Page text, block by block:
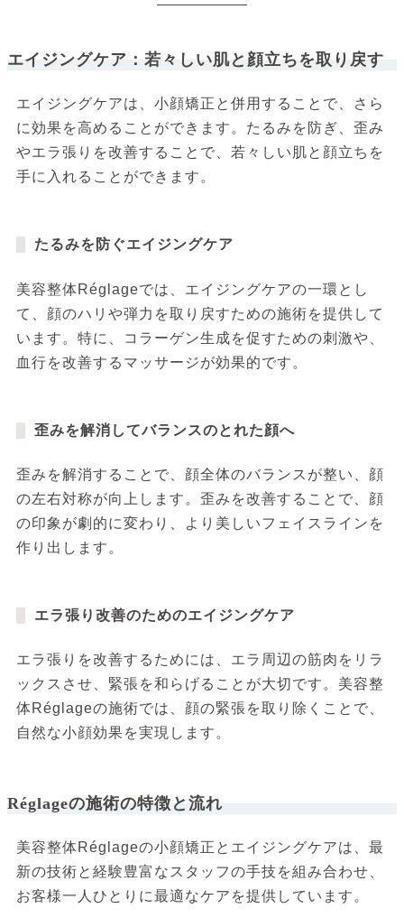
エイジングケア：若々しい肌と顔立ちを取り戻す
エイジングケアは、小顔矯正と併用することで、さら
に効果を高めることができます。たるみを防ぎ、歪み
やエラ張りを改善することで、若々しい肌と顔立ちを
手に入れることができます。
たるみを防ぐエイジングケア
美容整体Réglageでは、エイジングケアの一環とし
て、顔のハリや弾力を取り戻すための施術を提供して
います。特に、コラーゲン生成を促すための刺激や、
血行を改善するマッサージが効果的です。
歪みを解消してバランスのとれた顔へ
歪みを解消することで、顔全体のバランスが整い、顔
の左右対称が向上します。歪みを改善することで、顔
の印象が劇的に変わり、より美しいフェイスラインを
作り出します。
エラ張り改善のためのエイジングケア
エラ張りを改善するためには、エラ周辺の筋肉をリラ
ックスさせ、緊張を和らげることが大切です。美容整
体Réglageの施術では、顔の緊張を取り除くことで、
自然な小顔効果を実現します。
Réglageの施術の特徴と流れ
美容整体Réglageの小顔矯正とエイジングケアは、最
新の技術と経験豊富なスタッフの手技を組み合わせ、
お客様一人ひとりに最適なケアを提供しています。